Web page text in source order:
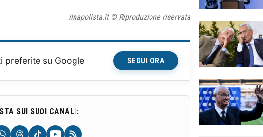
ilnapolista.it © Riproduzione riservata
preferite su Google SEGUI ORA
SUI SUOI CANALI: